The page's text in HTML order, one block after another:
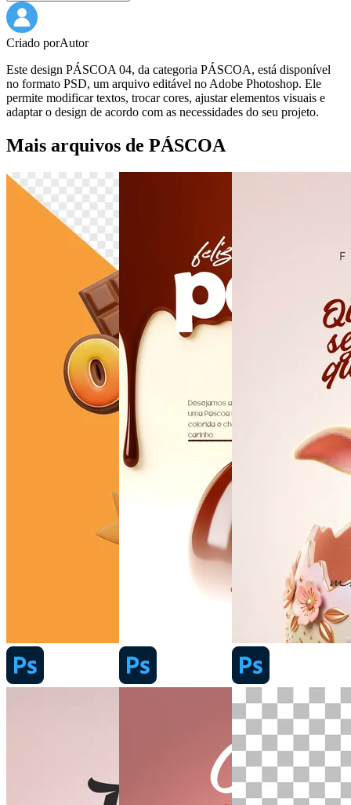
Criado porAutor
Este design PÁSCOA 04, da categoria PÁSCOA, está disponível
no formato PSD, um arquivo editável no Adobe Photoshop. Ele
permite modificar textos, trocar cores, ajustar elementos visuais e
adaptar o design de acordo com as necessidades do seu projeto.
Mais arquivos de PÁSCOA